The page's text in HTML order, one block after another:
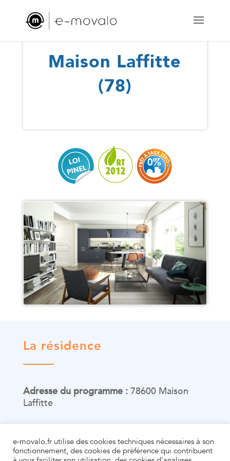
Maisons-Laffitte (78)
Maison Laffitte
(78)
La résidence
Adresse du programme :78600 Maison
Laffitte
e-movalo.fr utilise des cookies techniques nécessaires à son
fonctionnement, des cookies de préférence qui contribuent